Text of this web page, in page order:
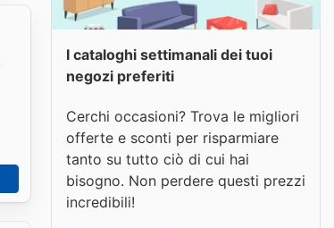
I cataloghi settimanali dei tuoi
negozi preferiti
Cerchi occasioni? Trova le migliori
offerte e sconti per risparmiare
tanto su tutto ciò di cui hai
bisogno. Non perdere questi prezzi
incredibili!